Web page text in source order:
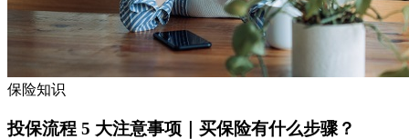
保险知识
投保流程 5 大注意事项｜买保险有什么步骤？